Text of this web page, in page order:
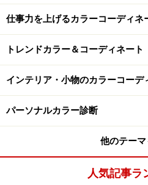
いるようです。
2段目はアイボリーと混同され
JIS慣用色名 ベージュ（
オフホワイトの例 オ
white）うすい灰色
JIS慣用色名 クリームイ
仕事力を上げるカラーコーディネ
トレンドカラー＆コーディネート
インテリア・小物のカラーコーデ
パーソナルカラー診断
他のテー
人気記事ラ